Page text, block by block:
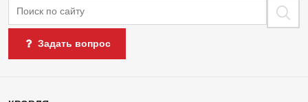
Поиск
Задать вопрос